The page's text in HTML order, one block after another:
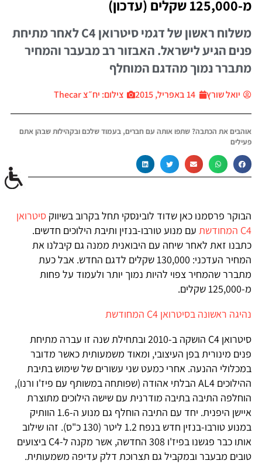
מ-125,000 שקלים (עדכון)
משלוח ראשון של דגמי סיטרואן C4 לאחר מתיחת
פנים הגיע לישראל. האבזור רב מבעבר והמחיר
מתברר נמוך מהדגם המוחלף
יואל שורץ 14 באפריל, 2015 צילום: יח״צ Thecar
אוהבים את הכתבה? שתפו אותה עם חברים, בעמוד שלכם ובקהילות שבהן אתם
פעילים
הבוקר פרסמנו כאן שדוד לובינסקי תחל בקרוב בשיווק סיטרואן
C4 המחודשת
עם מנוע טורבו-בנזין ותיבת הילוכים חדשים.
כתבנו זאת לאחר שיחה עם היבואנית ממנה גם קיבלנו את
המחיר העדכני: 130,000 שקלים לדגם החדש. אבל כעת
מתברר שהמחיר צפוי להיות נמוך יותר ולעמוד על פחות
מ-125,000 שקלים.
נהיגה ראשונה בסיטרואן C4 המחודשת
סיטרואן C4 הושקה ב-2010 ובתחילת שנה זו עברה מתיחת
פנים מינורית בפן העיצובי, ומאוד משמעותית כאשר מדובר
במכלולי ההנעה. אחרי כמעט שני עשורים של שימוש בתיבת
ההילוכים AL4 הבלתי אהודה (שפותחה במשותף עם פיז'ו ורנו),
הוחלפה התיבה בתיבה מודרנית עם שישה הילוכים מתוצרת
איישן היפנית. יחד עם התיבה הוחלף גם מנוע ה-1.6 הוותיק
במנוע טורבו-בנזין חדש בנפח 1.2 ליטר (130 כ"ס). זהו שילוב
אותו כבר פגשנו בפיז'ו 308 החדשה, אשר מקנה ל-C4 ביצועים
טובים מבעבר ובמקביל גם תצרוכת דלק עדיפה משמעותית.